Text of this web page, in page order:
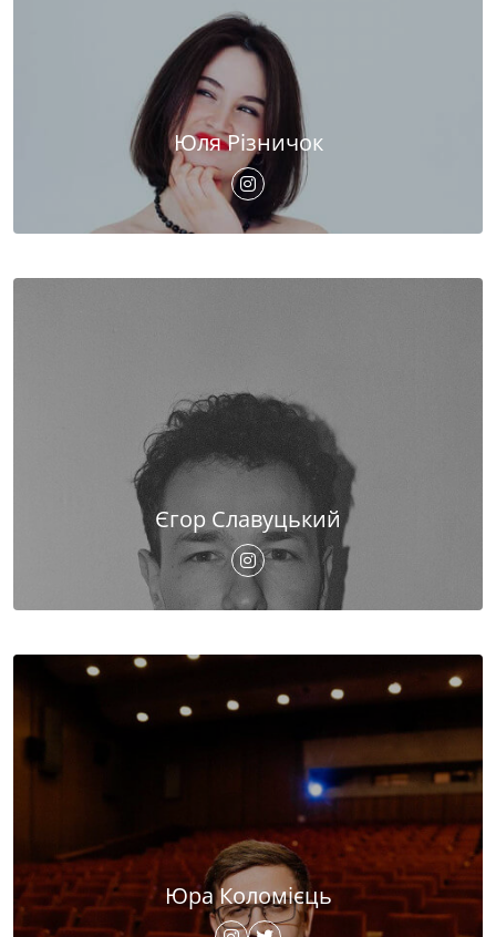
Юля Різничок
Єгор Славуцький
Юра Коломієць